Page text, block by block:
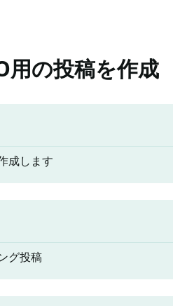
用の投稿を作成
成します
グ投稿